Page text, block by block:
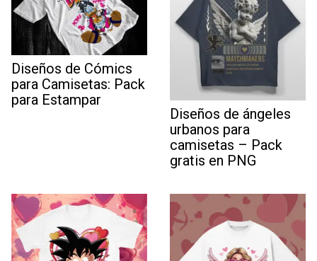
Diseños de Cómics
para Camisetas: Pack
para Estampar
Diseños de ángeles
urbanos para
camisetas – Pack
gratis en PNG